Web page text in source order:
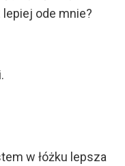
ode mnie?
w łóżku lepsza